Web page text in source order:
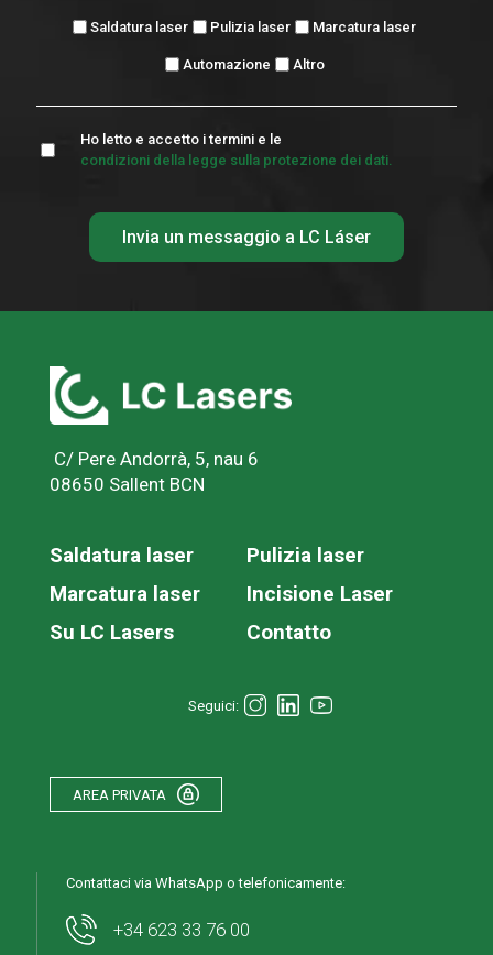
Saldatura laser Pulizia laser Marcatura laser
Automazione Altro
Ho letto e accetto i termini e le
condizioni della legge sulla protezione dei dati.
C/ Pere Andorrà, 5, nau 6
08650 Sallent BCN
Saldatura laser
Pulizia laser
Marcatura laser
Incisione Laser
Su LC Lasers
Contatto
Seguici:
AREA PRIVATA
Contattaci via WhatsApp o telefonicamente:
+34 623 33 76 00